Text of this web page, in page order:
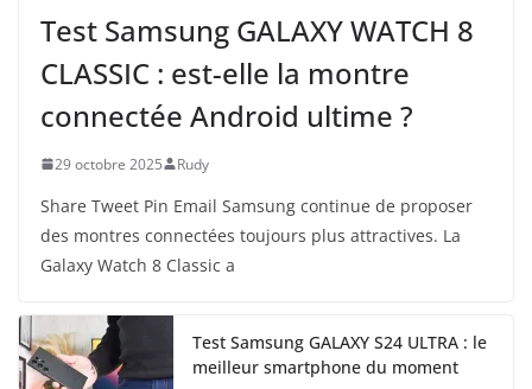
Test Samsung GALAXY WATCH 8
CLASSIC : est-elle la montre
connectée Android ultime ?
29 octobre 2025 Rudy
Share Tweet Pin Email Samsung continue de proposer
des montres connectées toujours plus attractives. La
Galaxy Watch 8 Classic a
Test Samsung GALAXY S24 ULTRA : le
meilleur smartphone du moment